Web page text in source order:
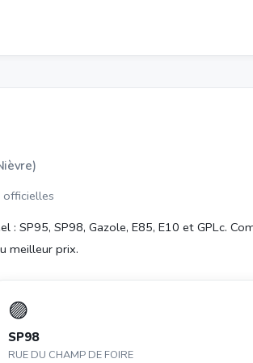
officielles
: SP95, SP98, Gazole, E85, E10 et GPLc.
meilleur prix.
🟣
SP98
RUE DU CHAMP DE FOIRE